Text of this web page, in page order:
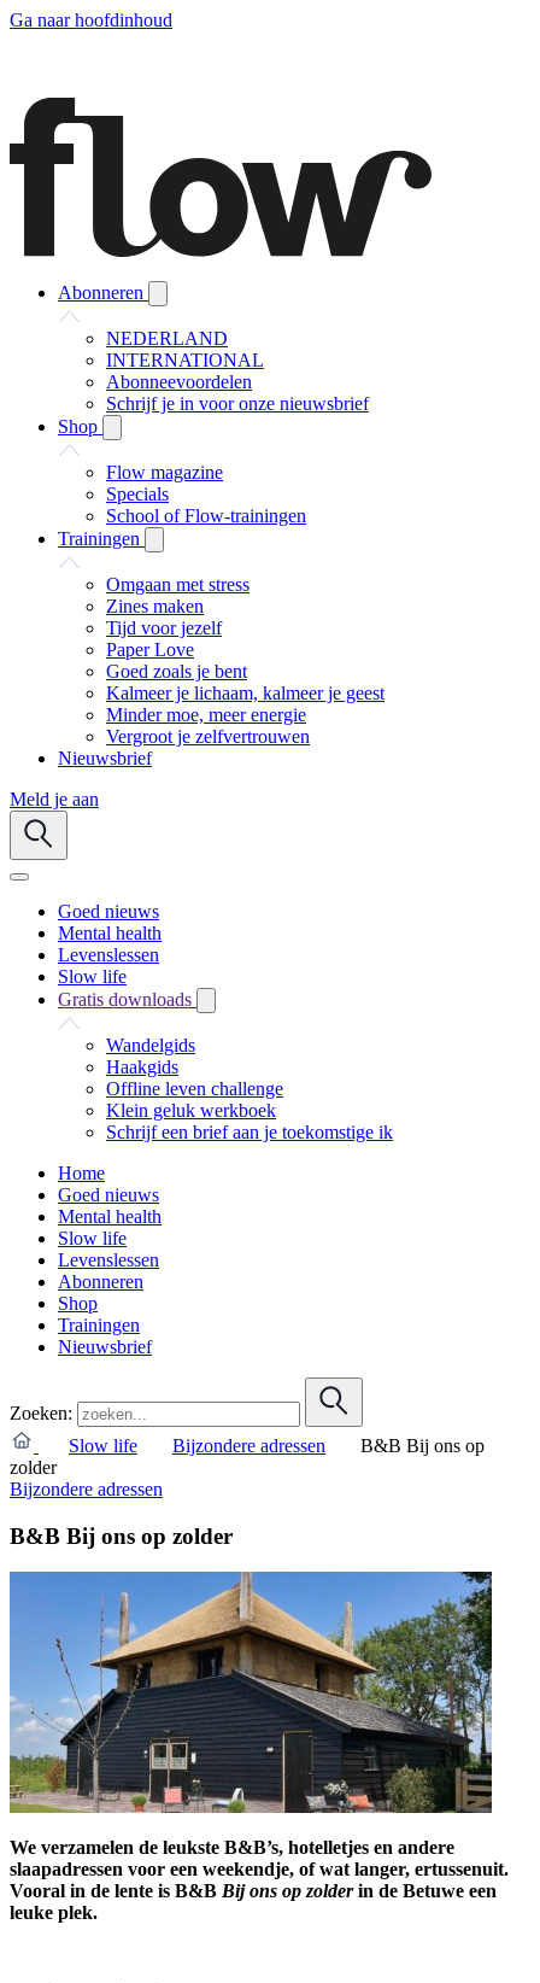
Ga naar hoofdinhoud
Abonneren
NEDERLAND
INTERNATIONAL
Abonneevoordelen
Schrijf je in voor onze nieuwsbrief
Shop
Flow magazine
Specials
School of Flow-trainingen
Trainingen
Omgaan met stress
Zines maken
Tijd voor jezelf
Paper Love
Goed zoals je bent
Kalmeer je lichaam, kalmeer je geest
Minder moe, meer energie
Vergroot je zelfvertrouwen
Nieuwsbrief
Meld je aan
Goed nieuws
Mental health
Levenslessen
Slow life
Gratis downloads
Wandelgids
Haakgids
Offline leven challenge
Klein geluk werkboek
Schrijf een brief aan je toekomstige ik
Home
Goed nieuws
Mental health
Slow life
Levenslessen
Abonneren
Shop
Trainingen
Nieuwsbrief
Zoeken:
Slow life
Bijzondere adressen
B&B Bij ons op
zolder
Bijzondere adressen
B&B Bij ons op zolder
We verzamelen de leukste B&B’s, hotelletjes en andere
slaapadressen voor een weekendje, of wat langer, ertussenuit.
Vooral in de lente is B&B Bij ons op zolderin de Betuwe een
leuke plek.